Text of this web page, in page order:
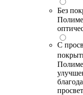
Без
С